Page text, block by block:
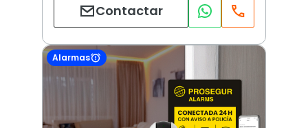
Contactar
Alarmas